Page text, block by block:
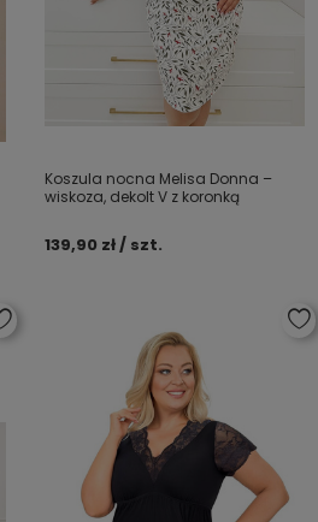
Koszula nocna Melisa Donna –
wiskoza, dekolt V z koronką
139,90 zł / szt.